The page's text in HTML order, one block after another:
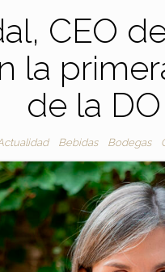
CEO
la
de la
Bebidas Bodegas